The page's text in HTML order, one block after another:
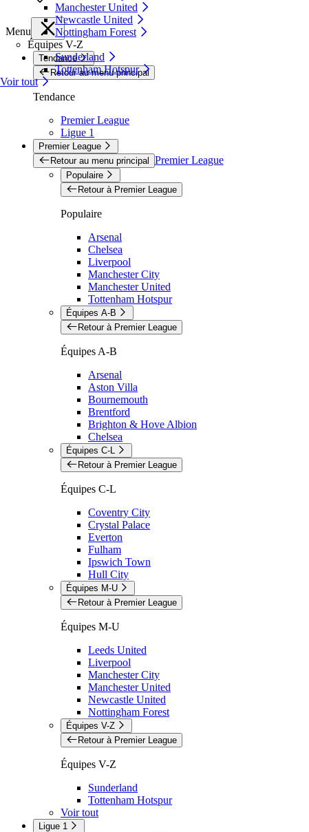
Manchester United
Newcastle United
Nottingham Forest
Équipes V-Z
Sunderland
Tottenham Hotspur
Voir tout
Menu
Tendance
Retour au menu principal
Tendance
Premier League
Ligue 1
Premier League
Retour au menu principal Premier League
Populaire
Retour à Premier League
Populaire
Arsenal
Chelsea
Liverpool
Manchester City
Manchester United
Tottenham Hotspur
Équipes A-B
Retour à Premier League
Équipes A-B
Arsenal
Aston Villa
Bournemouth
Brentford
Brighton & Hove Albion
Chelsea
Équipes C-L
Retour à Premier League
Équipes C-L
Coventry City
Crystal Palace
Everton
Fulham
Ipswich Town
Hull City
Équipes M-U
Retour à Premier League
Équipes M-U
Leeds United
Liverpool
Manchester City
Manchester United
Newcastle United
Nottingham Forest
Équipes V-Z
Retour à Premier League
Équipes V-Z
Sunderland
Tottenham Hotspur
Voir tout
Ligue 1